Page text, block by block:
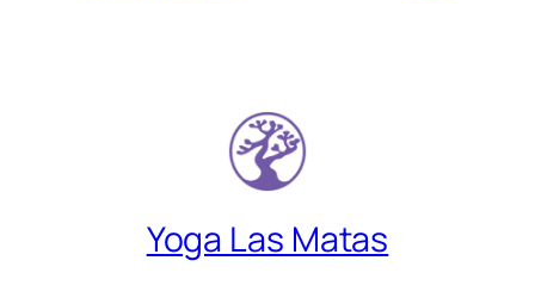
Yoga Las Matas